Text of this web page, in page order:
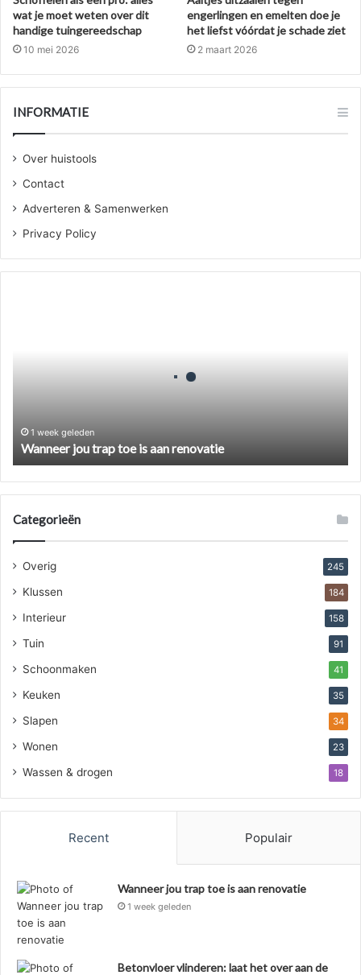
wat je moet weten over dit
handige tuingereedschap
10 mei 2026
engerlingen en emelten doe je
het liefst vóórdat je schade ziet
2 maart 2026
INFORMATIE
Over huistools
Contact
Adverteren & Samenwerken
Privacy Policy
1 week geleden
Wanneer jou trap toe is aan renovatie
Categorieën
Overig 245
Klussen 184
Interieur 158
Tuin 91
Schoonmaken 41
Keuken 35
Slapen 34
Wonen 23
Wassen & drogen 18
Recent Populair
Wanneer jou trap toe is aan renovatie
1 week geleden
Betonvloer vlinderen: laat het over aan de